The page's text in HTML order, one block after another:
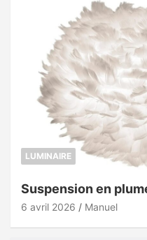
LUMINAIRE
Suspension en
6 avril 2026 Manuel